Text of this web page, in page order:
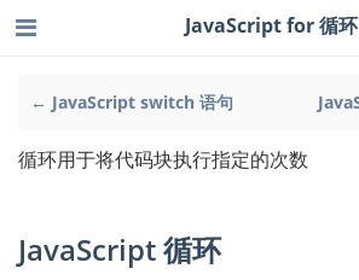
← JavaScript switch 语句
JavaScript for 循环
循环用于将代码块执行指定的次数
JavaScript 循环